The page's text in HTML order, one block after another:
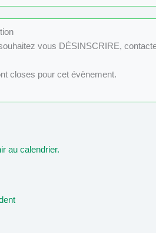
vous DÉSINSCRIRE,
closes pour cet évènement.
au calendrier.